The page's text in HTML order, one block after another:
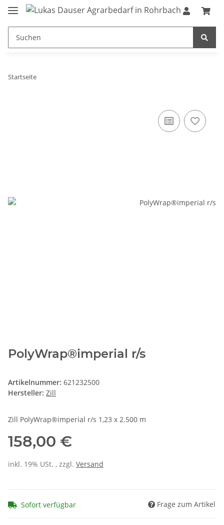
Startseite
PolyWrap®imperial r/s
Artikelnummer: 621232500
Hersteller: Zill
Zill PolyWrap®imperial r/s 1,23 x 2.500 m
158,00 €
inkl. 19% USt. , zzgl. Versand
Sofort verfügbar Frage zum Artikel